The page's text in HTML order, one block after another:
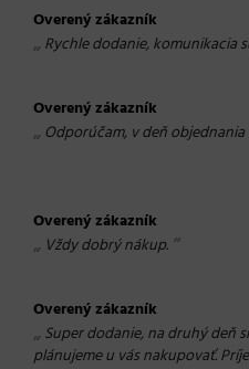
Overený zákazník
„ Rychle dodanie, komunikacia
Overený zákazník
„ Odporúčam, v deň
Overený zákazník
„ Vždy dobrý nákup. “
Overený zákazník
„ Super dodanie, na druhý deň
plánujeme u vás nakupovať.